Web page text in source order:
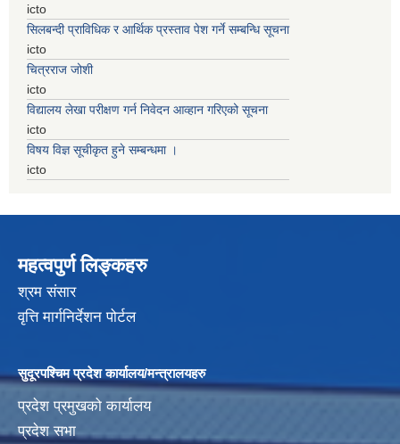
icto
सिलबन्दी प्राविधिक र आर्थिक प्रस्ताव पेश गर्ने सम्बन्धि सूचना
icto
चित्रराज जोशी
icto
विद्यालय लेखा परीक्षण गर्न निवेदन आव्हान गरिएको सूचना
icto
विषय विज्ञ सूचीकृत हुने सम्बन्धमा ।
icto
महत्वपुर्ण लिङ्कहरु
श्रम संसार
वृत्ति मार्गनिर्देशन पोर्टल
सुदूरपश्चिम प्रदेश कार्यालय/मन्त्रालयहरु
प्रदेश प्रमुखको कार्यालय
प्रदेश सभा